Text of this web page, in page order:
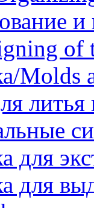
и
of
Molds
литья
для
для